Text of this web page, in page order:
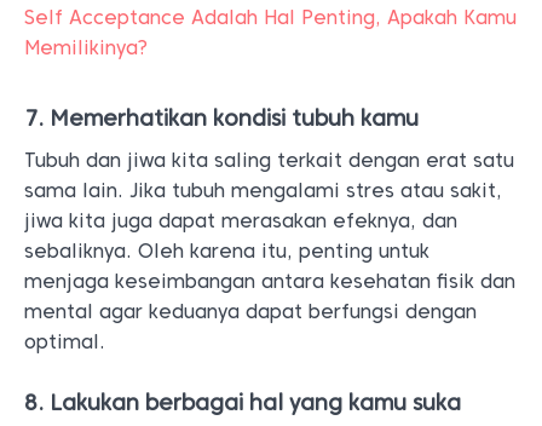
Self Acceptance Adalah Hal Penting, Apakah Kamu
Memilikinya?
7. Memerhatikan kondisi tubuh kamu
Tubuh dan jiwa kita saling terkait dengan erat satu
sama lain. Jika tubuh mengalami stres atau sakit,
jiwa kita juga dapat merasakan efeknya, dan
sebaliknya. Oleh karena itu, penting untuk
menjaga keseimbangan antara kesehatan fisik dan
mental agar keduanya dapat berfungsi dengan
optimal.
8. Lakukan berbagai hal yang kamu suka